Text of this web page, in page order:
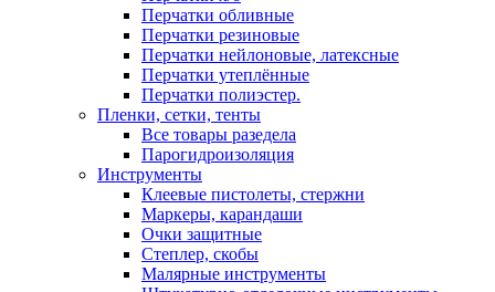
Перчатки обливные
Перчатки резиновые
Перчатки нейлоновые, латексные
Перчатки утеплённые
Перчатки полиэстер.
Пленки, сетки, тенты
Все товары разедела
Парогидроизоляция
Инструменты
Клеевые пистолеты, стержни
Маркеры, карандаши
Очки защитные
Степлер, скобы
Малярные инструменты